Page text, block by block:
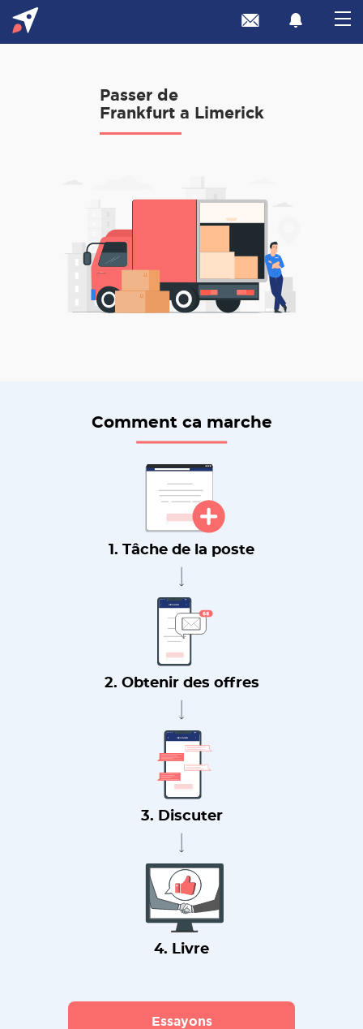
Passer de
Frankfurt a Limerick
Comment ca marche
1. Tâche de la poste
2. Obtenir des offres
3. Discuter
4. Livre
Essayons